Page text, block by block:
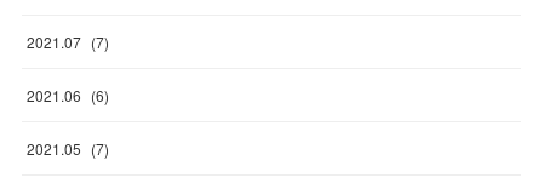
2021.07 (7)
2021.06 (6)
2021.05 (7)